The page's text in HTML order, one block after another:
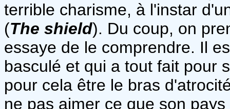
terrible charisme, à l'instar
(The shield). Du coup, on
essaye de le comprendre. Il
basculé et qui a tout fait pour
pour cela être le bras
ne pas aimer ce que son